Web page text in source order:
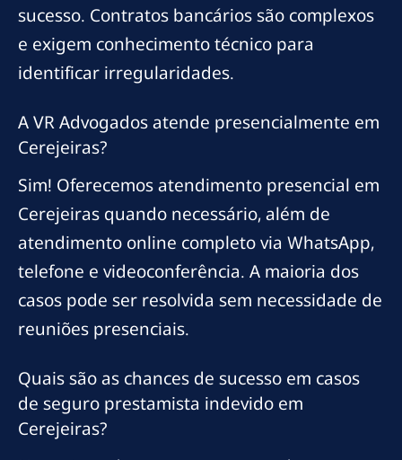
sucesso. Contratos bancários são complexos
e exigem conhecimento técnico para
identificar irregularidades.
A VR Advogados atende presencialmente em
Cerejeiras?
Sim! Oferecemos atendimento presencial em
Cerejeiras quando necessário, além de
atendimento online completo via WhatsApp,
telefone e videoconferência. A maioria dos
casos pode ser resolvida sem necessidade de
reuniões presenciais.
Quais são as chances de sucesso em casos
de seguro prestamista indevido em
Cerejeiras?